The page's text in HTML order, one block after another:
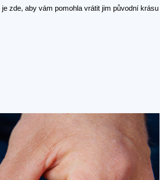
zde, aby vám pomohla vrátit jim původní